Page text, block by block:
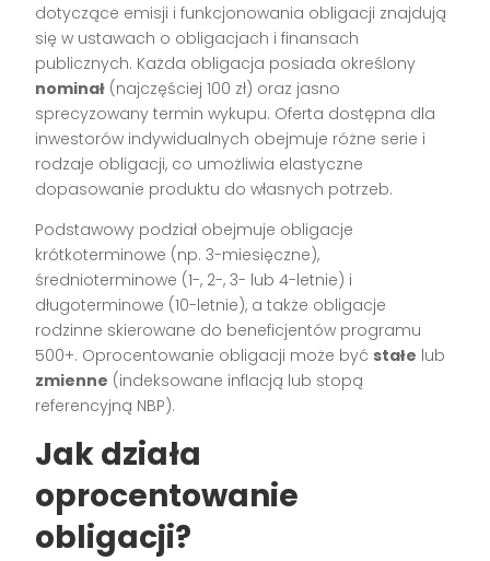
dotyczące emisji i funkcjonowania obligacji znajdują
się w ustawach o obligacjach i finansach
publicznych. Każda obligacja posiada określony
nominał (najczęściej 100 zł) oraz jasno
sprecyzowany termin wykupu. Oferta dostępna dla
inwestorów indywidualnych obejmuje różne serie i
rodzaje obligacji, co umożliwia elastyczne
dopasowanie produktu do własnych potrzeb.
Podstawowy podział obejmuje obligacje
krótkoterminowe (np. 3-miesięczne),
średnioterminowe (1-, 2-, 3- lub 4-letnie) i
długoterminowe (10-letnie), a także obligacje
rodzinne skierowane do beneficjentów programu
500+. Oprocentowanie obligacji może być stałe lub
zmienne (indeksowane inflacją lub stopą
referencyjną NBP).
Jak działa
oprocentowanie
obligacji?